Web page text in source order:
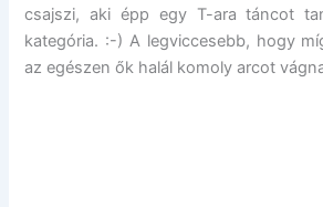
csajszi, aki épp egy T-ara táncot
kategória. :-) A legviccesebb, hogy
az egészen ők halál komoly arcot